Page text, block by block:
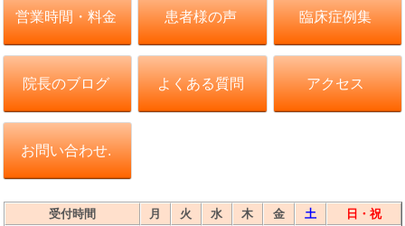
営業時間・料金 患者様の声 臨床症例集
院長のブログ よくある質問 アクセス
お問い合わせ.
受付時間 月 火 水 木 金 土
日・祝